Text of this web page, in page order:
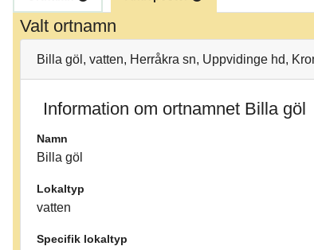
Valt ortnamn
Billa göl, vatten, Herråkra sn, Uppvidinge hd,
Information om ortnamnet Billa göl
Namn
Billa göl
Lokaltyp
vatten
Specifik lokaltyp